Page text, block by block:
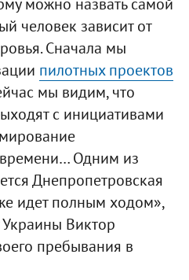
можно назвать самой
человек зависит от
Сначала мы
пилотных проектов
мы видим, что
с инициативами
Одним из
Днепропетровская
идет полным ходом»,
Виктор
пребывания в